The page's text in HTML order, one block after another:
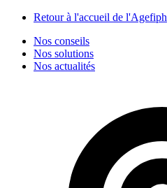
Retour à l'accueil de l'Agefiph
Nos conseils
Nos solutions
Nos actualités